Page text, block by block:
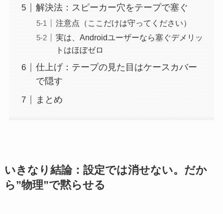
解決法：スピーカー穴をテープで塞ぐ
注意点（ここだけは守ってください）
実は、Androidユーザーなら塞ぐデメリッ
トはほぼゼロ
仕上げ：テープの見た目はケースカバー
で隠す
まとめ
いきなり結論：設定では消せない。だか
ら”物理”で黙らせる